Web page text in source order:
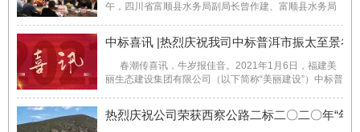
午，四川省富顺县水务局副局长曾作建、富顺县水务局
顺县司法局易晓波、富顺县审计局侯静涛、富顺县财政
局胡明月一行莅临美丽生态建设考察。董事长林松、 ...
中标喜讯 |热烈庆祝我司中标普洱市振太至景
春潮传喜讯，牛岁报佳音。2021年1月6日，福建美
丽生态建设集团有限公司（以下简称“美丽建设”）中标普
程二标段，成功斩获2021新年第一标！中标金额约为
2.55亿元！无疑为2021牛年开了一个好头。 ...
热烈庆祝公司荣获西察公路二标二〇二〇年“年